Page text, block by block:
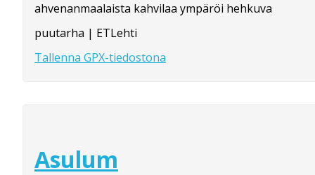
ahvenanmaalaista kahvilaa ympäröi hehkuva
puutarha | ETLehti
Tallenna GPX-tiedostona
Asulum